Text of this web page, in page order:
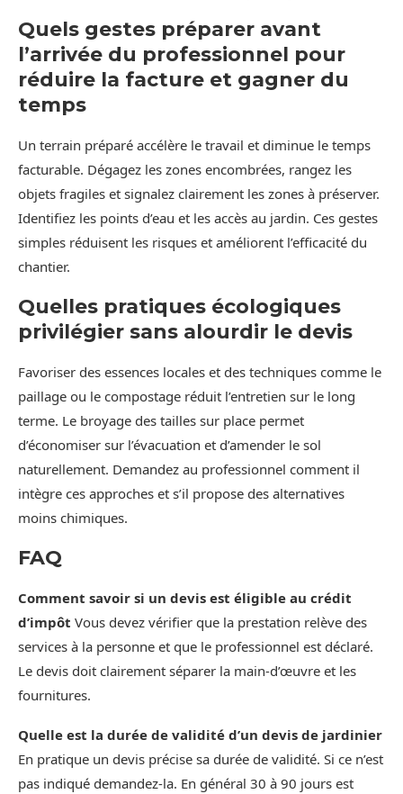
Quels gestes préparer avant
l’arrivée du professionnel pour
réduire la facture et gagner du
temps
Un terrain préparé accélère le travail et diminue le temps
facturable. Dégagez les zones encombrées, rangez les
objets fragiles et signalez clairement les zones à préserver.
Identifiez les points d’eau et les accès au jardin. Ces gestes
simples réduisent les risques et améliorent l’efficacité du
chantier.
Quelles pratiques écologiques
privilégier sans alourdir le devis
Favoriser des essences locales et des techniques comme le
paillage ou le compostage réduit l’entretien sur le long
terme. Le broyage des tailles sur place permet
d’économiser sur l’évacuation et d’amender le sol
naturellement. Demandez au professionnel comment il
intègre ces approches et s’il propose des alternatives
moins chimiques.
FAQ
Comment savoir si un devis est éligible au crédit
d’impôt Vous devez vérifier que la prestation relève des
services à la personne et que le professionnel est déclaré.
Le devis doit clairement séparer la main-d’œuvre et les
fournitures.
Quelle est la durée de validité d’un devis de jardinier
En pratique un devis précise sa durée de validité. Si ce n’est
pas indiqué demandez‑la. En général 30 à 90 jours est